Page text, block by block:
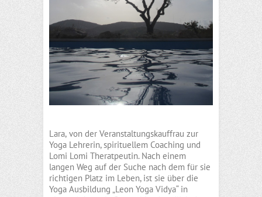
Lara, von der Veranstaltungskauffrau zur
Yoga Lehrerin, spirituellem Coaching und
Lomi Lomi Theratpeutin. Nach einem
langen Weg auf der Suche nach dem für sie
richtigen Platz im Leben, ist sie über die
Yoga Ausbildung „Leon Yoga Vidya“ in